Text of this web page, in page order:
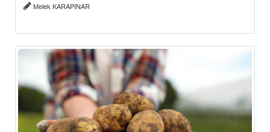
Melek KARAPINAR